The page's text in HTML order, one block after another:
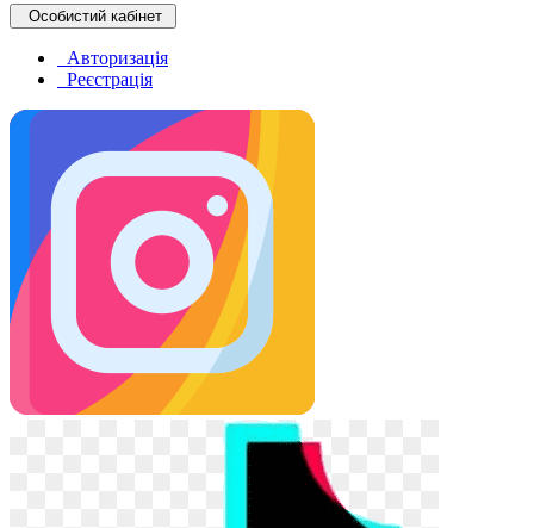
Особистий кабінет
Авторизація
Реєстрація